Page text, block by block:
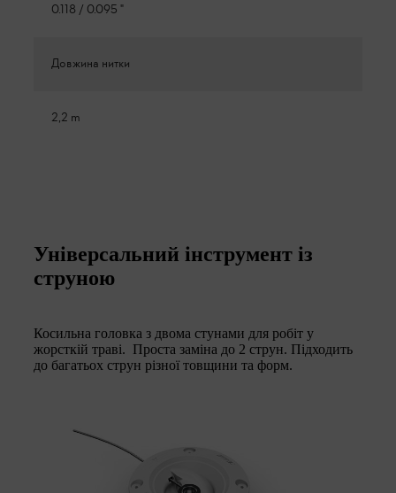
0.118 / 0.095 "
Довжина нитки
2,2 m
Універсальний інструмент із
струною
Косильна головка з двома стунами для робіт у
жорсткій траві. Проста заміна до 2 струн. Підходить
до багатьох струн різної товщини та форм.